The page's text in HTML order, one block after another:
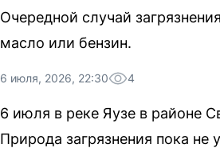
Очередной случай
масло или бензин.
6 июля, 2026, 22:30 4
6 июля в реке Яузе в районе
Природа загрязнения пока не